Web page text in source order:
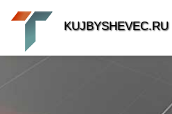
KUJBYSHEVEC.RU